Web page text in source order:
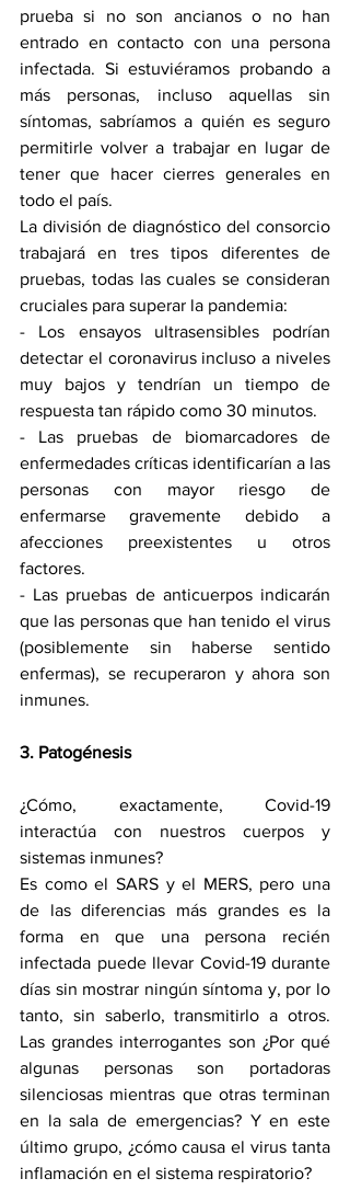
prueba si no son ancianos o no han
entrado en contacto con una persona
infectada. Si estuviéramos probando a
más personas, incluso aquellas sin
síntomas, sabríamos a quién es seguro
permitirle volver a trabajar en lugar de
tener que hacer cierres generales en
todo el país.
La división de diagnóstico del consorcio
trabajará en tres tipos diferentes de
pruebas, todas las cuales se consideran
cruciales para superar la pandemia:
- Los ensayos ultrasensibles podrían
detectar el coronavirus incluso a niveles
muy bajos y tendrían un tiempo de
respuesta tan rápido como 30 minutos.
- Las pruebas de biomarcadores de
enfermedades críticas identificarían a las
personas con mayor riesgo de
enfermarse gravemente debido a
afecciones preexistentes u otros
factores.
- Las pruebas de anticuerpos indicarán
que las personas que han tenido el virus
(posiblemente sin haberse sentido
enfermas), se recuperaron y ahora son
inmunes.
3. Patogénesis
¿Cómo, exactamente, Covid-19
interactúa con nuestros cuerpos y
sistemas inmunes?
Es como el SARS y el MERS, pero una
de las diferencias más grandes es la
forma en que una persona recién
infectada puede llevar Covid-19 durante
días sin mostrar ningún síntoma y, por lo
tanto, sin saberlo, transmitirlo a otros.
Las grandes interrogantes son ¿Por qué
algunas personas son portadoras
silenciosas mientras que otras terminan
en la sala de emergencias? Y en este
último grupo, ¿cómo causa el virus tanta
inflamación en el sistema respiratorio?